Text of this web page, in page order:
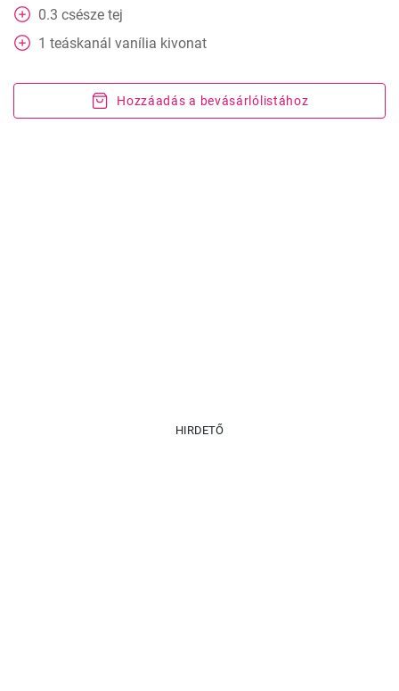
0.3 csésze tej
1 teáskanál vanília kivonat
Hozzáadás a bevásárlólistához
HIRDETŐ